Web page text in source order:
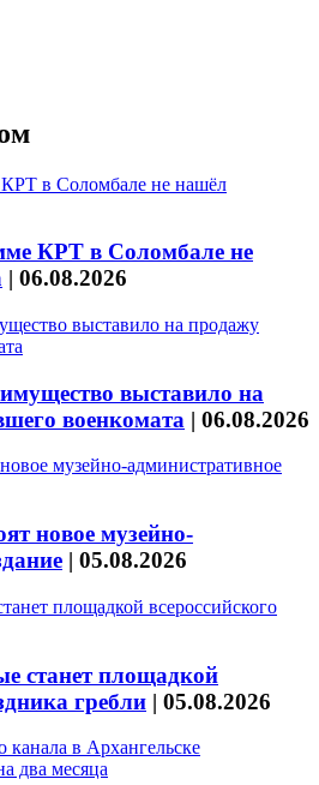
КРТ в Соломбале не
| 06.08.2026
выставило на
военкомата | 06.08.2026
новое музейно-
| 05.08.2026
станет площадкой
гребли | 05.08.2026